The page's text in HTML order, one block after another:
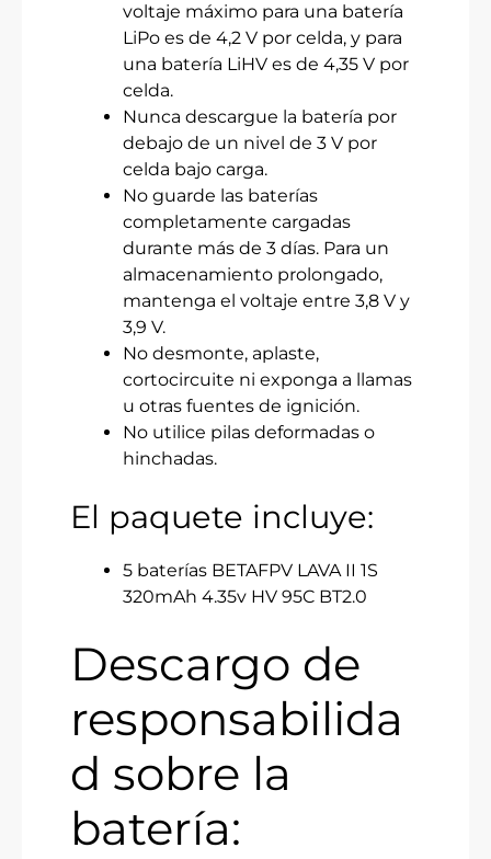
voltaje máximo para una batería
LiPo es de 4,2 V por celda, y para
una batería LiHV es de 4,35 V por
celda.
Nunca descargue la batería por
debajo de un nivel de 3 V por
celda bajo carga.
No guarde las baterías
completamente cargadas
durante más de 3 días. Para un
almacenamiento prolongado,
mantenga el voltaje entre 3,8 V y
3,9 V.
No desmonte, aplaste,
cortocircuite ni exponga a llamas
u otras fuentes de ignición.
No utilice pilas deformadas o
hinchadas.
El paquete incluye:
5 baterías BETAFPV LAVA II 1S
320mAh 4.35v HV 95C BT2.0
Descargo de
responsabilida
d sobre la
batería: